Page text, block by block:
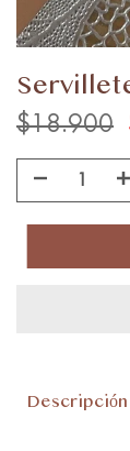
$18.900
Descripción